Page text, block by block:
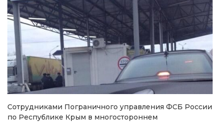
Сотрудниками Пограничного управления ФСБ России
по Республике Крым в многостороннем